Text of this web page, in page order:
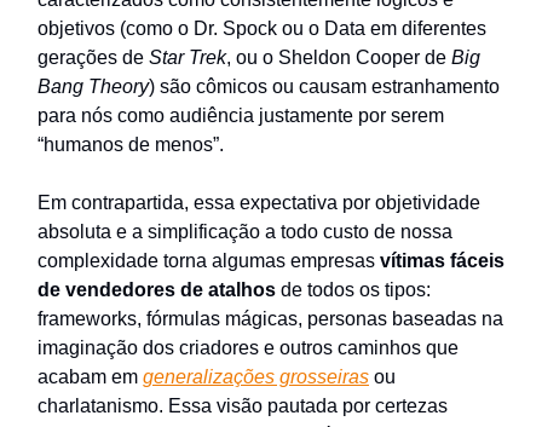
objetivos (como o Dr. Spock ou o Data em diferentes
gerações de Star Trek, ou o Sheldon Cooper de Big
Bang Theory) são cômicos ou causam estranhamento
para nós como audiência justamente por serem
“humanos de menos”.
Em contrapartida, essa expectativa por objetividade
absoluta e a simplificação a todo custo de nossa
complexidade torna algumas empresas vítimas fáceis
de vendedores de atalhos de todos os tipos:
frameworks, fórmulas mágicas, personas baseadas na
imaginação dos criadores e outros caminhos que
acabam em generalizações grosseiras ou
charlatanismo. Essa visão pautada por certezas